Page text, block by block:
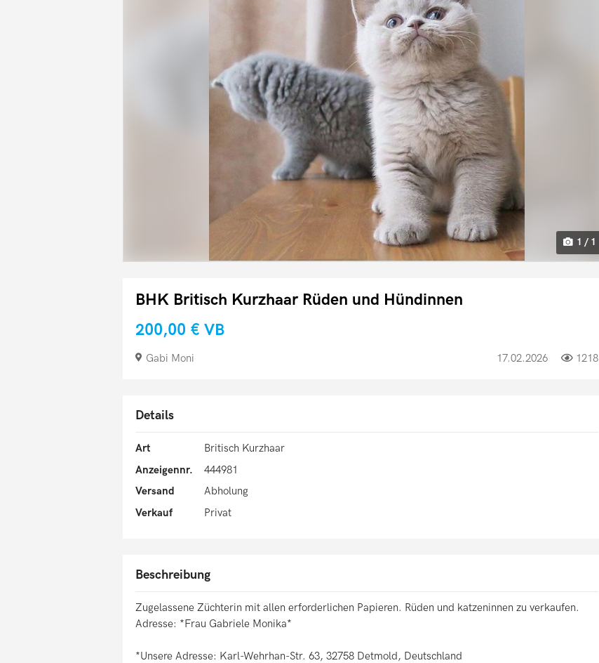
1 / 1
BHK Britisch Kurzhaar Rüden und Hündinnen
200,00 € VB
Gabi Moni 17.02.2026 1218
Details
Art
Britisch Kurzhaar
Anzeigennr.
444981
Versand
Abholung
Verkauf
Privat
Beschreibung
Zugelassene Züchterin mit allen erforderlichen Papieren. Rüden und katzeninnen zu verkaufen.
Adresse: *Frau Gabriele Monika*
*Unsere Adresse: Karl-Wehrhan-Str. 63, 32758 Detmold, Deutschland